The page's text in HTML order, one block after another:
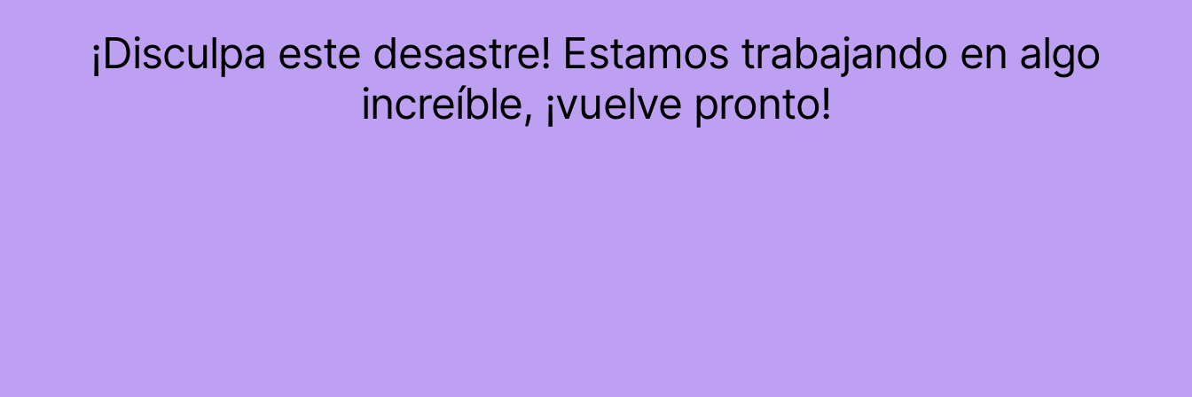
¡Disculpa este desastre! Estamos trabajando en algo
increíble, ¡vuelve pronto!